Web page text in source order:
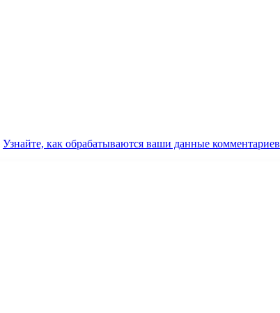
Узнайте, как обрабатываются ваши данные комментариев